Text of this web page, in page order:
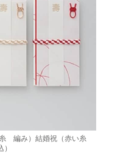
編み）結婚祝（赤い糸